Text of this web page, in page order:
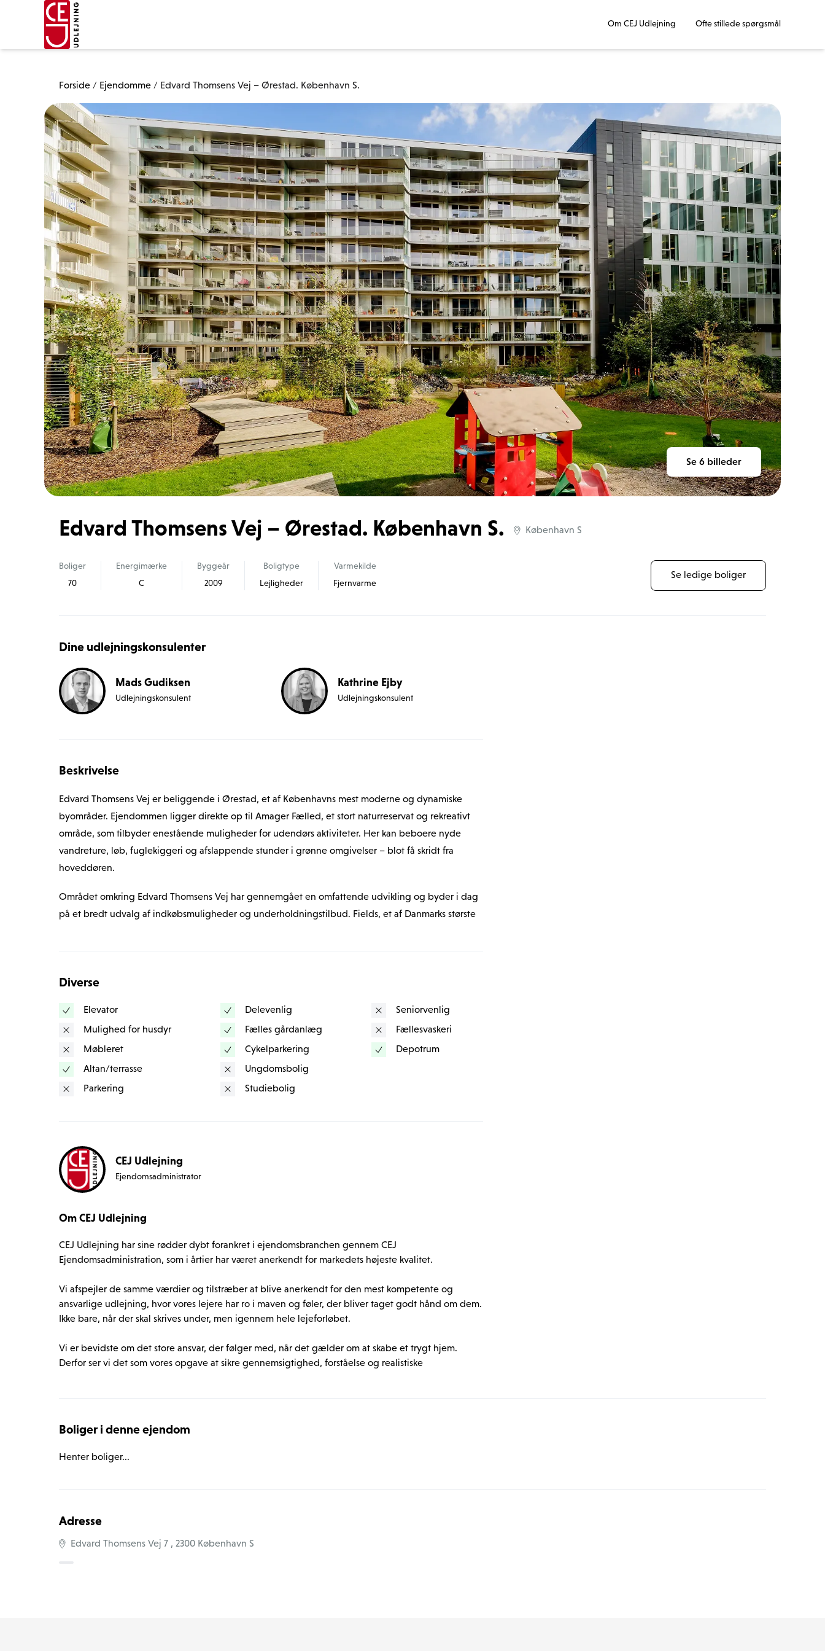
Om CEJ Udlejning Ofte stillede spørgsmål
Forside / Ejendomme / Edvard Thomsens Vej – Ørestad. København S.
Se 6 billeder
Edvard Thomsens Vej – Ørestad. København S. København S
Boliger
70
Energimærke
C
Byggeår
2009
Boligtype
Lejligheder
Varmekilde
Fjernvarme
Se ledige boliger
Dine udlejningskonsulenter
Mads Gudiksen
Udlejningskonsulent
Kathrine Ejby
Udlejningskonsulent
Beskrivelse
Edvard Thomsens Vej er beliggende i Ørestad, et af Københavns mest moderne og dynamiske
byområder. Ejendommen ligger direkte op til Amager Fælled, et stort naturreservat og rekreativt
område, som tilbyder enestående muligheder for udendørs aktiviteter. Her kan beboere nyde
vandreture, løb, fuglekiggeri og afslappende stunder i grønne omgivelser – blot få skridt fra
hoveddøren.
Området omkring Edvard Thomsens Vej har gennemgået en omfattende udvikling og byder i dag
på et bredt udvalg af indkøbsmuligheder og underholdningstilbud. Fields, et af Danmarks største
restauranter, legeland og biograf. Her kan både hverdagens indkøb og fritidens oplevelser klares
hvilket sikrer nem og hurtig adgang til Københavns centrum og resten af Storkøbenhavn. Det
effektive offentlige transportnet gør det let at pendle og bevæge sig rundt i byen, uanset
destination.
Ejendommen ligger tæt på flere uddannelsesinstitutioner, herunder universiteter, skoler og
daginstitutioner, hvilket gør området attraktivt for både studerende, familier og unge
Edvard Thomsens Vej henvender sig til dem, der ønsker en bolig med moderne arkitektur, grønne
omgivelser og nem adgang til byens mange tilbud. Kombinationen af natur, byliv og stærke
forbindelser gør området til et populært valg for dem, der søger et balanceret og kvalitetspræget
Diverse
Elevator
Mulighed for husdyr
Møbleret
Altan/terrasse
Parkering
Delevenlig
Fælles gårdanlæg
Cykelparkering
Ungdomsbolig
Studiebolig
Seniorvenlig
Fællesvaskeri
Depotrum
CEJ Udlejning
Ejendomsadministrator
Om CEJ Udlejning
CEJ Udlejning har sine rødder dybt forankret i ejendomsbranchen gennem CEJ
Ejendomsadministration, som i årtier har været anerkendt for markedets højeste kvalitet.
Vi afspejler de samme værdier og tilstræber at blive anerkendt for den mest kompetente og
ansvarlige udlejning, hvor vores lejere har ro i maven og føler, der bliver taget godt hånd om dem.
Ikke bare, når der skal skrives under, men igennem hele lejeforløbet.
Vi er bevidste om det store ansvar, der følger med, når det gælder om at skabe et trygt hjem.
Derfor ser vi det som vores opgave at sikre gennemsigtighed, forståelse og realistiske
Boliger i denne ejendom
Henter boliger...
Adresse
Edvard Thomsens Vej 7 , 2300 København S